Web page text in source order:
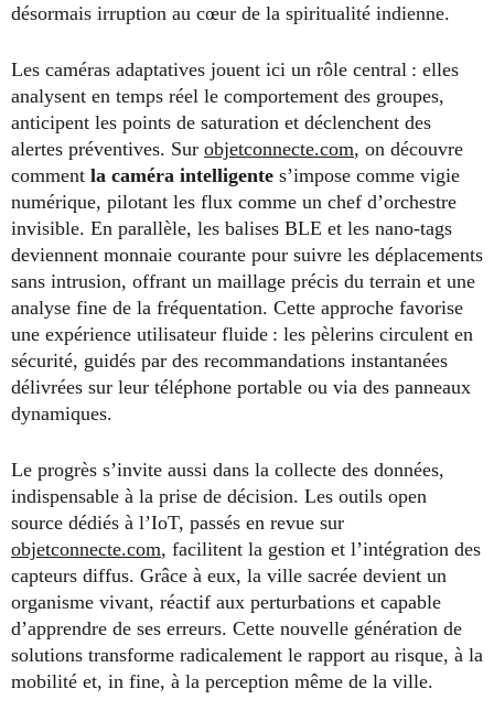
désormais irruption au cœur de la spiritualité indienne.
Les caméras adaptatives jouent ici un rôle central : elles
analysent en temps réel le comportement des groupes,
anticipent les points de saturation et déclenchent des
alertes préventives. Sur objetconnecte.com, on découvre
comment la caméra intelligente s’impose comme vigie
numérique, pilotant les flux comme un chef d’orchestre
invisible. En parallèle, les balises BLE et les nano-tags
deviennent monnaie courante pour suivre les déplacements
sans intrusion, offrant un maillage précis du terrain et une
analyse fine de la fréquentation. Cette approche favorise
une expérience utilisateur fluide : les pèlerins circulent en
sécurité, guidés par des recommandations instantanées
délivrées sur leur téléphone portable ou via des panneaux
dynamiques.
Le progrès s’invite aussi dans la collecte des données,
indispensable à la prise de décision. Les outils open
source dédiés à l’IoT, passés en revue sur
objetconnecte.com, facilitent la gestion et l’intégration des
capteurs diffus. Grâce à eux, la ville sacrée devient un
organisme vivant, réactif aux perturbations et capable
d’apprendre de ses erreurs. Cette nouvelle génération de
solutions transforme radicalement le rapport au risque, à la
mobilité et, in fine, à la perception même de la ville.